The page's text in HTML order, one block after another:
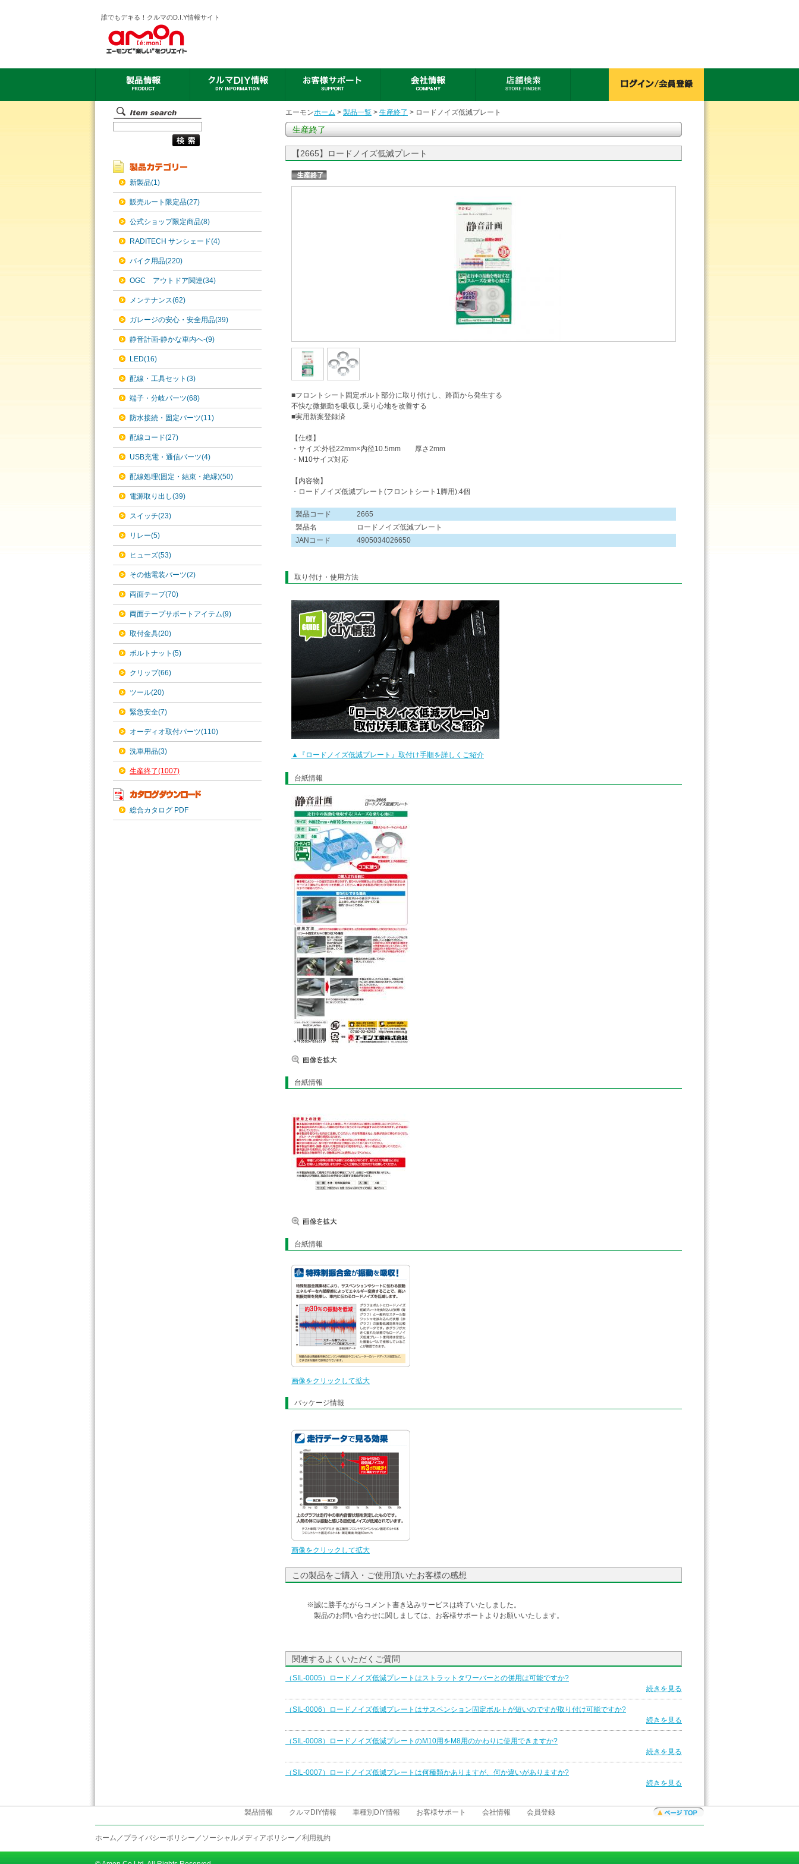
誰でもデキる！クルマのD.I.Y情報サイト
新製品(1)
販売ルート限定品(27)
公式ショップ限定商品(8)
RADITECH サンシェード(4)
バイク用品(220)
OGC アウトドア関連(34)
メンテナンス(62)
ガレージの安心・安全用品(39)
静音計画-静かな車内へ-(9)
LED(16)
配線・工具セット(3)
端子・分岐パーツ(68)
防水接続・固定パーツ(11)
配線コード(27)
USB充電・通信パーツ(4)
配線処理(固定・結束・絶縁)(50)
電源取り出し(39)
スイッチ(23)
リレー(5)
ヒューズ(53)
その他電装パーツ(2)
両面テープ(70)
両面テープサポートアイテム(9)
取付金具(20)
ボルトナット(5)
クリップ(66)
ツール(20)
緊急安全(7)
オーディオ取付パーツ(110)
洗車用品(3)
生産終了(1007)
総合カタログ PDF
エーモンホーム > 製品一覧 > 生産終了 > ロードノイズ低減プレート
生産終了
【2665】ロードノイズ低減プレート
■フロントシート固定ボルト部分に取り付けし、路面から発生する
不快な微振動を吸収し乗り心地を改善する
■実用新案登録済
【仕様】
・サイズ:外径22mm×内径10.5mm 厚さ2mm
・M10サイズ対応
【内容物】
・ロードノイズ低減プレート(フロントシート1脚用):4個
製品コード
2665
製品名
ロードノイズ低減プレート
JANコード
4905034026650
取り付け・使用方法
▲『ロードノイズ低減プレート』取付け手順を詳しくご紹介
台紙情報
台紙情報
台紙情報
画像をクリックして拡大
パッケージ情報
画像をクリックして拡大
この製品をご購入・ご使用頂いたお客様の感想
※誠に勝手ながらコメント書き込みサービスは終了いたしました。
製品のお問い合わせに関しましては、お客様サポートよりお願いいたします。
関連するよくいただくご質問
（SIL-0005）ロードノイズ低減プレートはストラットタワーバーとの併用は可能ですか?
続きを見る
（SIL-0006）ロードノイズ低減プレートはサスペンション固定ボルトが短いのですが取り付け可能ですか?
続きを見る
（SIL-0008）ロードノイズ低減プレートのM10用をM8用のかわりに使用できますか?
続きを見る
（SIL-0007）ロードノイズ低減プレートは何種類かありますが、何か違いがありますか?
続きを見る
製品情報 クルマDIY情報 車種別DIY情報 お客様サポート 会社情報 会員登録
ホーム ／ プライバシーポリシー ／ ソーシャルメディアポリシー ／利用規約